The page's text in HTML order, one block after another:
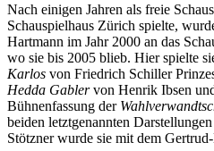
Nach einigen Jahren als freie
Schauspielhaus Zürich spielte,
Hartmann im Jahr 2000 an das
wo sie bis 2005 blieb. Hier spielte
Karlos von Friedrich Schiller
Hedda Gablervon Henrik Ibsen
Bühnenfassung der
beiden letztgenannten
Stötzner wurde sie mit dem